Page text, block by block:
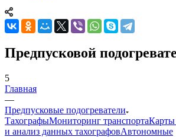
Предпусковой
5
Главная
—
Предпусковые подогреватели
ТахографыМониторинг транспортаКарты
и анализ данных тахографовАвтономные